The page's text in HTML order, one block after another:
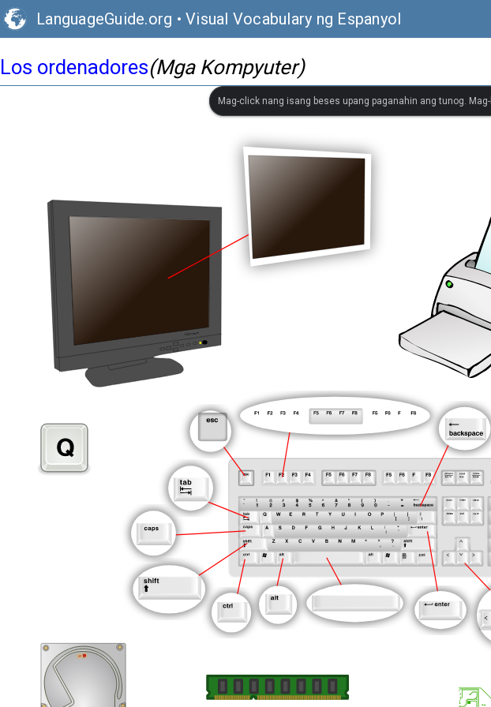
LanguageGuide.org • Visual Vocabulary ng Espanyol
Los ordenadores(Mga Kompyuter)
Mag-click nang isang beses upang paganahin ang tunog.